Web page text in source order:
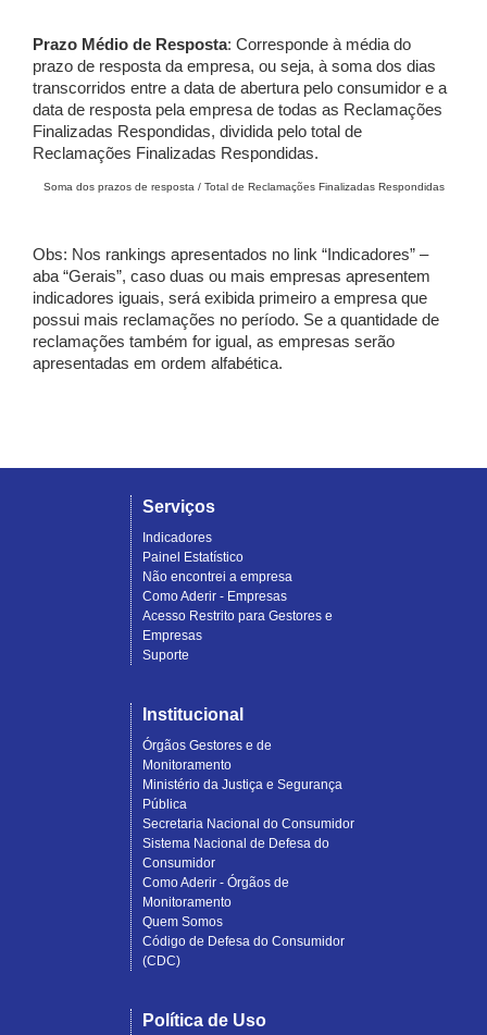
Prazo Médio de Resposta: Corresponde à média do
prazo de resposta da empresa, ou seja, à soma dos dias
transcorridos entre a data de abertura pelo consumidor e a
data de resposta pela empresa de todas as Reclamações
Finalizadas Respondidas, dividida pelo total de
Reclamações Finalizadas Respondidas.
Soma dos prazos de resposta / Total de Reclamações Finalizadas Respondidas
Obs: Nos rankings apresentados no link “Indicadores” –
aba “Gerais”, caso duas ou mais empresas apresentem
indicadores iguais, será exibida primeiro a empresa que
possui mais reclamações no período. Se a quantidade de
reclamações também for igual, as empresas serão
apresentadas em ordem alfabética.
Serviços
Indicadores
Painel Estatístico
Não encontrei a empresa
Como Aderir - Empresas
Acesso Restrito para Gestores e
Empresas
Suporte
Institucional
Órgãos Gestores e de
Monitoramento
Ministério da Justiça e Segurança
Pública
Secretaria Nacional do Consumidor
Sistema Nacional de Defesa do
Consumidor
Como Aderir - Órgãos de
Monitoramento
Quem Somos
Código de Defesa do Consumidor
(CDC)
Política de Uso